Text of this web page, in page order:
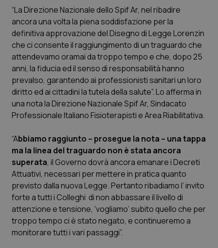
Studi e Analisi
Lettere al direttore
Edizioni Regionali
QS Pro
Abruzzo
Basilicata
Calabria
Campania
QS Pro Gold
Artrite & artrosi
Asma & BPCO
Car-T
QS Club Newsletter
“La Direzione Nazionale dello Spif Ar, nel ribadire
ancora una volta la piena soddisfazione per la
definitiva approvazione del Disegno di Legge Lorenzin
che ci consente il raggiungimento di un traguardo che
attendevamo oramai da troppo tempo e che, dopo 25
anni, la fiducia ed il senso di responsabilità hanno
prevalso, garantendo ai professionisti sanitari un loro
diritto ed ai cittadini la tutela della salute”. Lo afferma in
una nota la Direzione Nazionale Spif Ar, Sindacato
Professionale Italiano Fisioterapisti e Area Riabilitativa.
“Abbiamo raggiunto – prosegue la nota – una tappa
ma la linea del traguardo non è stata ancora
superata, il Governo dovrà ancora emanare i Decreti
Attuativi, necessari per mettere in pratica quanto
previsto dalla nuova Legge. Pertanto ribadiamo l’ invito
forte a tutti i Colleghi di non abbassare il livello di
attenzione e tensione, ‘vogliamo’ subito quello che per
troppo tempo ci è stato negato, e continueremo a
monitorare tutti i vari passaggi”.